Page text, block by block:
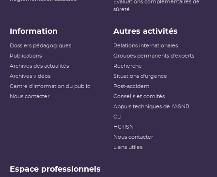
Évaluations complémentaires de
sûreté
Information
Dossiers pédagogiques
Publications
Archives des actualités
Archives vidéos
Centre d'information du public
Nous contacter
Autres activités
Relations internationales
Groupes permanents d'experts
Recherche
Situations d'urgence
Post-accident
Conseils et comités
Appuis techniques de l'ASNR
CLI
HCTISN
Nous contacter
Liens utiles
Espace professionnels